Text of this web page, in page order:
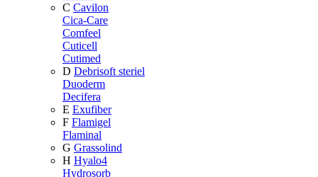
C Cavilon
Cica-Care
Comfeel
Cuticell
Cutimed
D Debrisoft steriel
Duoderm
Decifera
E Exufiber
F Flamigel
Flaminal
G Grassolind
H Hyalo4
Hydrosorb